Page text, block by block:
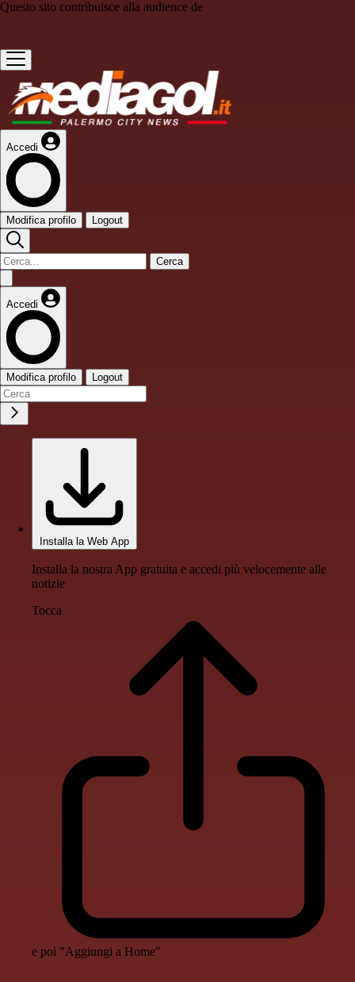
Questo sito contribuisce alla audience de
Accedi
Modifica profilo Logout
Cerca
Accedi
Modifica profilo Logout
Installa la Web App
Installa la nostra App gratuita e accedi più velocemente alle
notizie
Tocca
e poi "Aggiungi a Home"